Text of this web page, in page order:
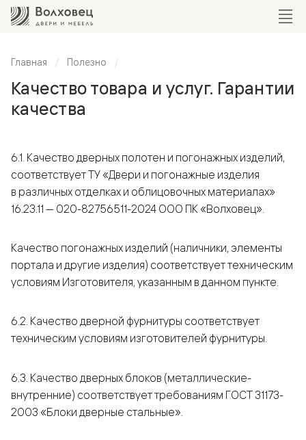
Главная Полезно
Качество товара и услуг. Гарантии
качества
6.1. Качество дверных полотен и погонажных изделий,
соответствует ТУ «Двери и погонажные изделия
в различных отделках и облицовочных материалах»
16.23.11 — 020-82756511-2024 ООО ПК «Волховец».
Качество погонажных изделий (наличники, элементы
портала и другие изделия) соответствует техническим
условиям Изготовителя, указанным в данном пункте.
6.2. Качество дверной фурнитуры соответствует
техническим условиям изготовителей фурнитуры.
6.3. Качество дверных блоков (металлические-
внутренние) соответствует требованиям ГОСТ 31173-
2003 «Блоки дверные стальные».